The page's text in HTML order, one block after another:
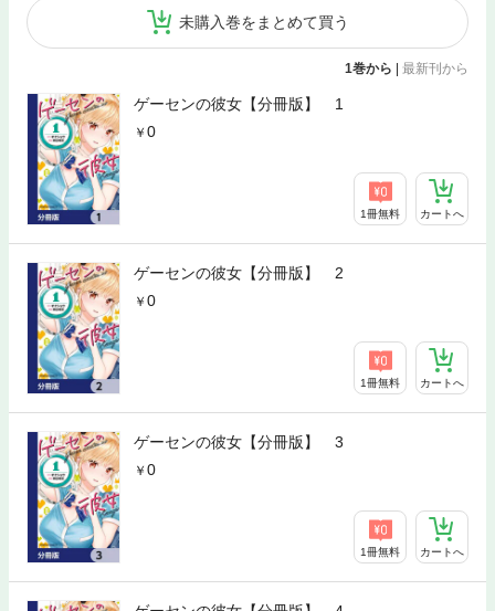
未購入巻をまとめて買う
1巻から | 最新刊から
ゲーセンの彼女【分冊版】 1
0
1冊無料 カートへ
ゲーセンの彼女【分冊版】 2
0
1冊無料 カートへ
ゲーセンの彼女【分冊版】 3
0
1冊無料 カートへ